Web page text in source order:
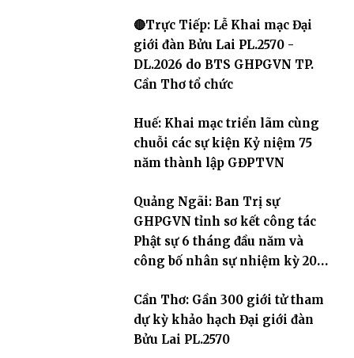
🔴Trực Tiếp: Lễ Khai mạc Đại
giới đàn Bửu Lai PL.2570 -
DL.2026 do BTS GHPGVN TP.
Cần Thơ tổ chức
Huế: Khai mạc triển lãm cùng
chuỗi các sự kiện Kỷ niệm 75
năm thành lập GĐPTVN
Quảng Ngãi: Ban Trị sự
GHPGVN tỉnh sơ kết công tác
Phật sự 6 tháng đầu năm và
công bố nhân sự nhiệm kỳ 2026
Cần Thơ: Gần 300 giới tử tham
dự kỳ khảo hạch Đại giới đàn
Bửu Lai PL.2570